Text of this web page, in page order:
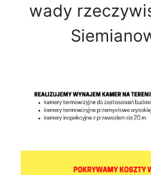
wady